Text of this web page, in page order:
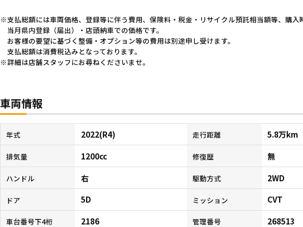
支払総額には車両価格、登録等に伴う費用、保険料・税金・リサイクル預託相当額等、購入
当月県内登録（届出）・店頭納車での価格です。
お客様の要望に基づく整備・オプション等の費用は別途申し受けます。
支払総額は消費税込みとなっております。
詳細は店舗スタッフにお尋ねくださいませ。
車両情報
年式 2022(R4) 走行距離 5.8万km
排気量 1200cc 修復歴 無
ハンドル 右 駆動方式 2WD
ドア 5D ミッション CVT
車台番号下4桁 2186 管理番号 268513